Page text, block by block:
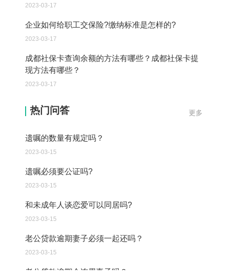
2023-03-17
企业如何给职工交保险?缴纳标准是怎样的?
2023-03-17
成都社保卡查询余额的方法有哪些？成都社保卡提
现方法有哪些？
2023-03-17
更多
热门问答
净身出户后还能要回财产吗？
遗嘱的数量有规定吗？
2023-03-15
遗嘱必须要公证吗?
2023-03-15
和未成年人谈恋爱可以同居吗?
2023-03-15
老公贷款逾期妻子必须一起还吗？
2023-03-15
老公贷款逾期会连累妻子吗？